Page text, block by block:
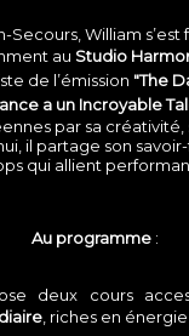
Secours, William
au Studio
de l’émission "The
a un Incroyable
par sa créativité,
il partage son
qui allient
Au programme:
deux cours
, riches en